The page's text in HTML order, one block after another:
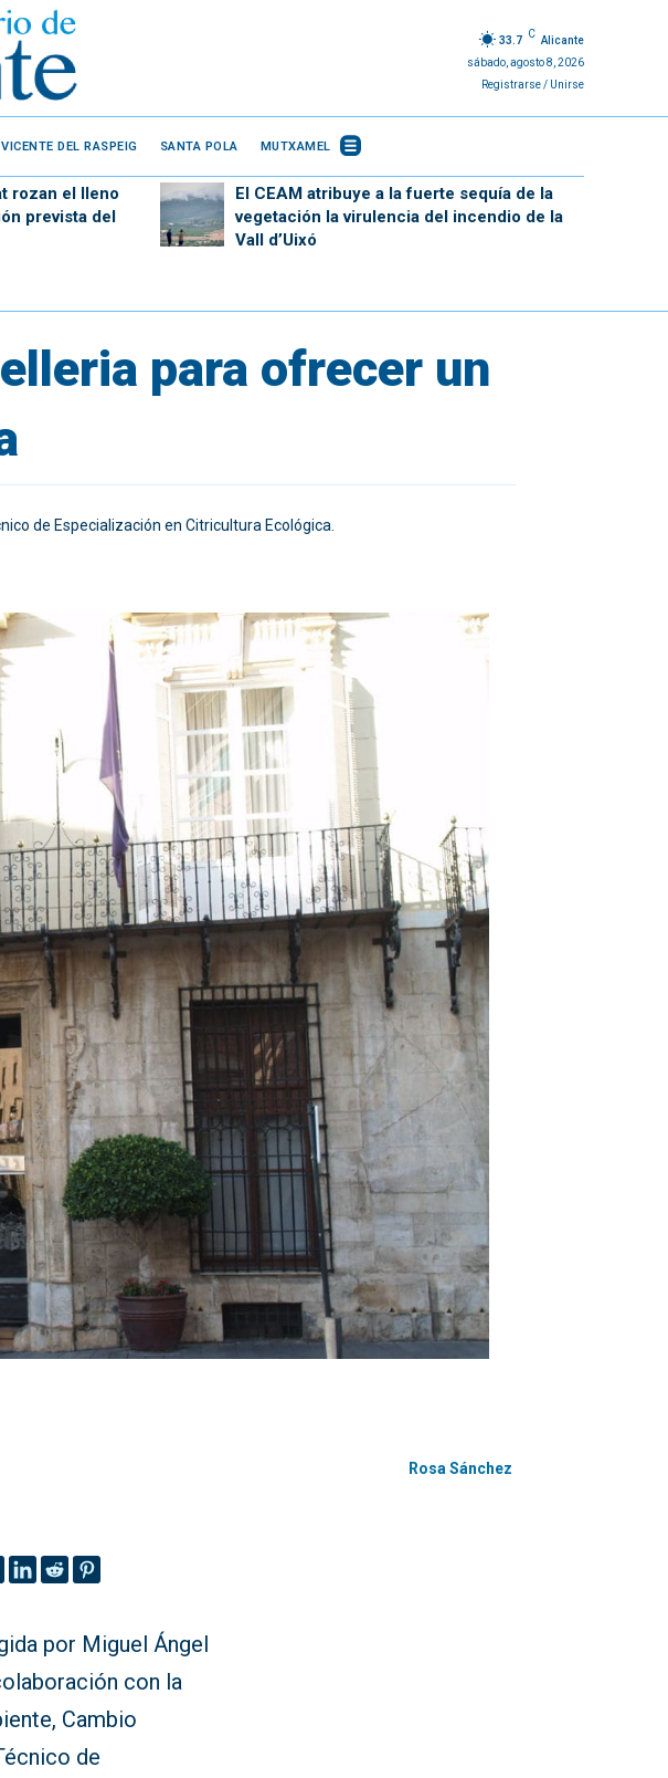
33.7
C
Alicante
sábado, agosto 8, 2026
Registrarse / Unirse
DEL RASPEIG SANTA POLA MUTXAMEL
rozan el lleno
prevista del
El CEAM atribuye a la fuerte sequía de la
vegetación la virulencia del incendio de la
Vall d’Uixó
para ofrecer un
de Especialización en Citricultura Ecológica.
Rosa Sánchez
por Miguel Ángel
con la
Cambio
de